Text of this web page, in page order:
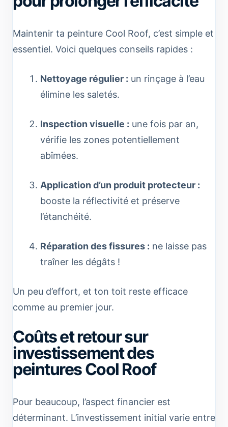
Maintenir ta peinture Cool Roof, c’est simple et
essentiel. Voici quelques conseils rapides :
Nettoyage régulier : un rinçage à l’eau
élimine les saletés.
Inspection visuelle : une fois par an,
vérifie les zones potentiellement
abîmées.
Application d’un produit protecteur :
booste la réflectivité et préserve
l’étanchéité.
Réparation des fissures : ne laisse pas
traîner les dégâts !
Un peu d’effort, et ton toit reste efficace
comme au premier jour.
Coûts et retour sur
investissement des
peintures Cool Roof
Pour beaucoup, l’aspect financier est
déterminant. L’investissement initial varie entre